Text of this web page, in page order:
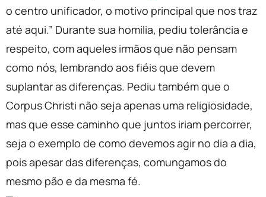
o centro unificador, o motivo principal que nos traz
até aqui.” Durante sua homilia, pediu tolerância e
respeito, com aqueles irmãos que não pensam
como nós, lembrando aos fiéis que devem
suplantar as diferenças. Pediu também que o
Corpus Christi não seja apenas uma religiosidade,
mas que esse caminho que juntos iriam percorrer,
seja o exemplo de como devemos agir no dia a dia,
pois apesar das diferenças, comungamos do
mesmo pão e da mesma fé.